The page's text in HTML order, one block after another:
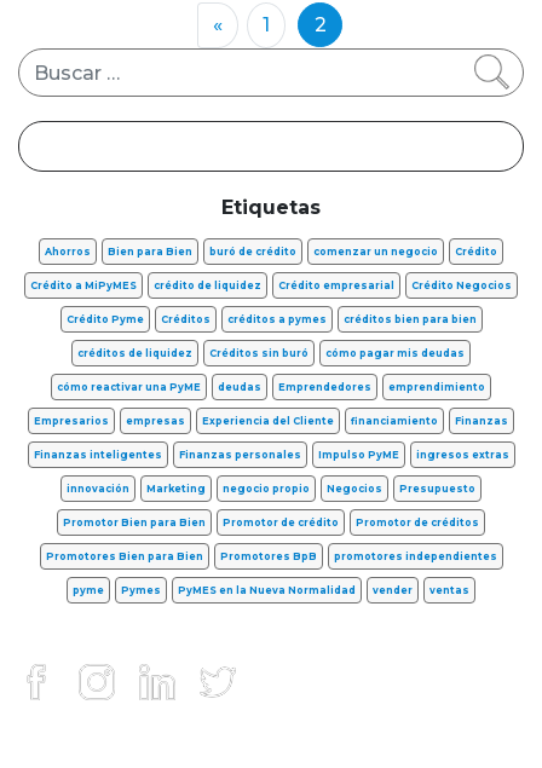
« 1
2
Etiquetas
Ahorros Bien para Bien buró de crédito comenzar un negocio Crédito
Crédito a MiPyMES crédito de liquidez Crédito empresarial Crédito Negocios
Crédito Pyme Créditos créditos a pymes créditos bien para bien
créditos de liquidez Créditos sin buró cómo pagar mis deudas
cómo reactivar una PyME deudas Emprendedores emprendimiento
Empresarios empresas Experiencia del Cliente financiamiento Finanzas
Finanzas inteligentes Finanzas personales Impulso PyME ingresos extras
innovación Marketing negocio propio Negocios Presupuesto
Promotor Bien para Bien Promotor de crédito Promotor de créditos
Promotores Bien para Bien Promotores BpB promotores independientes
pyme Pymes PyMES en la Nueva Normalidad vender ventas